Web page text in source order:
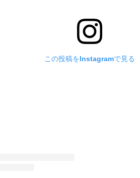
この投稿をInstagramで見る